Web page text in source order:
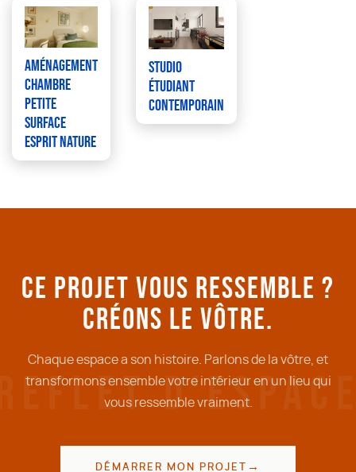
Aménagement
chambre
petite
surface
esprit nature
Studio
étudiant
contemporain
Ce projet vous ressemble ?
Créons le vôtre.
Chaque espace a son histoire. Parlons de la vôtre, et
transformons ensemble votre intérieur en un lieu qui
vous ressemble vraiment.
DÉMARRER MON PROJET